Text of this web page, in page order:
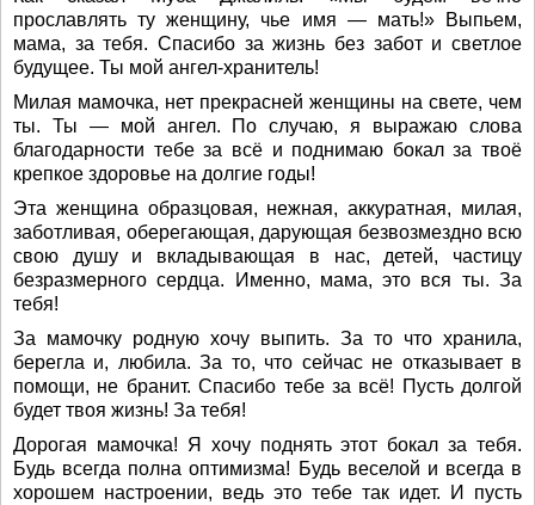
прославлять ту женщину, чье имя — мать!» Выпьем,
мама, за тебя. Спасибо за жизнь без забот и светлое
будущее. Ты мой ангел-хранитель!
Милая мамочка, нет прекрасней женщины на свете, чем
ты. Ты — мой ангел. По случаю, я выражаю слова
благодарности тебе за всё и поднимаю бокал за твоё
крепкое здоровье на долгие годы!
Эта женщина образцовая, нежная, аккуратная, милая,
заботливая, оберегающая, дарующая безвозмездно всю
свою душу и вкладывающая в нас, детей, частицу
безразмерного сердца. Именно, мама, это вся ты. За
тебя!
За мамочку родную хочу выпить. За то что хранила,
берегла и, любила. За то, что сейчас не отказывает в
помощи, не бранит. Спасибо тебе за всё! Пусть долгой
будет твоя жизнь! За тебя!
Дорогая мамочка! Я хочу поднять этот бокал за тебя.
Будь всегда полна оптимизма! Будь веселой и всегда в
хорошем настроении, ведь это тебе так идет. И пусть